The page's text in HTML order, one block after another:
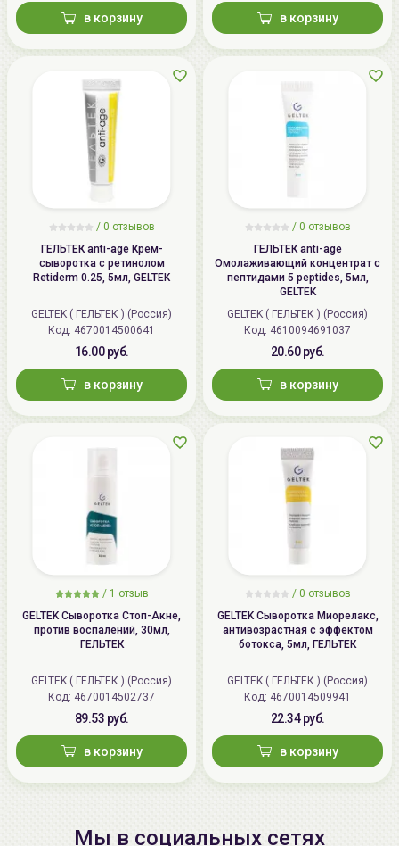
в корзину в корзину
/ 0 отзывов
ГЕЛЬТЕК anti-age Крем-
сыворотка с ретинолом
Retiderm 0.25, 5мл, GELTEK
GELTEK ( ГЕЛЬТЕК ) (Россия)
Код: 4670014500641
16.00 руб.
в корзину
/ 0 отзывов
ГЕЛЬТЕК anti-age
Омолаживающий концентрат с
пептидами 5 peptides, 5мл,
GELTEK
GELTEK ( ГЕЛЬТЕК ) (Россия)
Код: 4610094691037
20.60 руб.
в корзину
/ 1 отзыв
GELTEK Сыворотка Стоп-Акне,
против воспалений, 30мл,
ГЕЛЬТЕК
GELTEK ( ГЕЛЬТЕК ) (Россия)
Код: 4670014502737
89.53 руб.
в корзину
/ 0 отзывов
GELTEK Сыворотка Миорелакс,
антивозрастная с эффектом
ботокса, 5мл, ГЕЛЬТЕК
GELTEK ( ГЕЛЬТЕК ) (Россия)
Код: 4670014509941
22.34 руб.
в корзину
Мы в социальных сетях